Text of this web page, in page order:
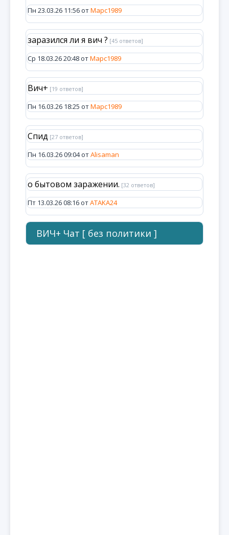
Пн 23.03.26 11:56 отМарс1989
заразился ли я вич ? [45 ответов]
Ср 18.03.26 20:48 отМарс1989
Вич+ [19 ответов]
Пн 16.03.26 18:25 отМарс1989
Спид [27 ответов]
Пн 16.03.26 09:04 отAlisaman
о бытовом заражении. [32 ответов]
Пт 13.03.26 08:16 отATAKA24
ВИЧ+ Чат [ без политики ]